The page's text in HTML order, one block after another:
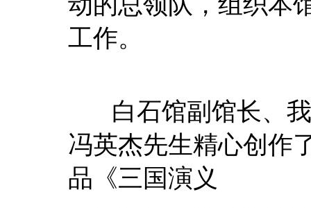
工作。
白石馆副馆长、我
冯英杰先生精心创作
品《三国演义